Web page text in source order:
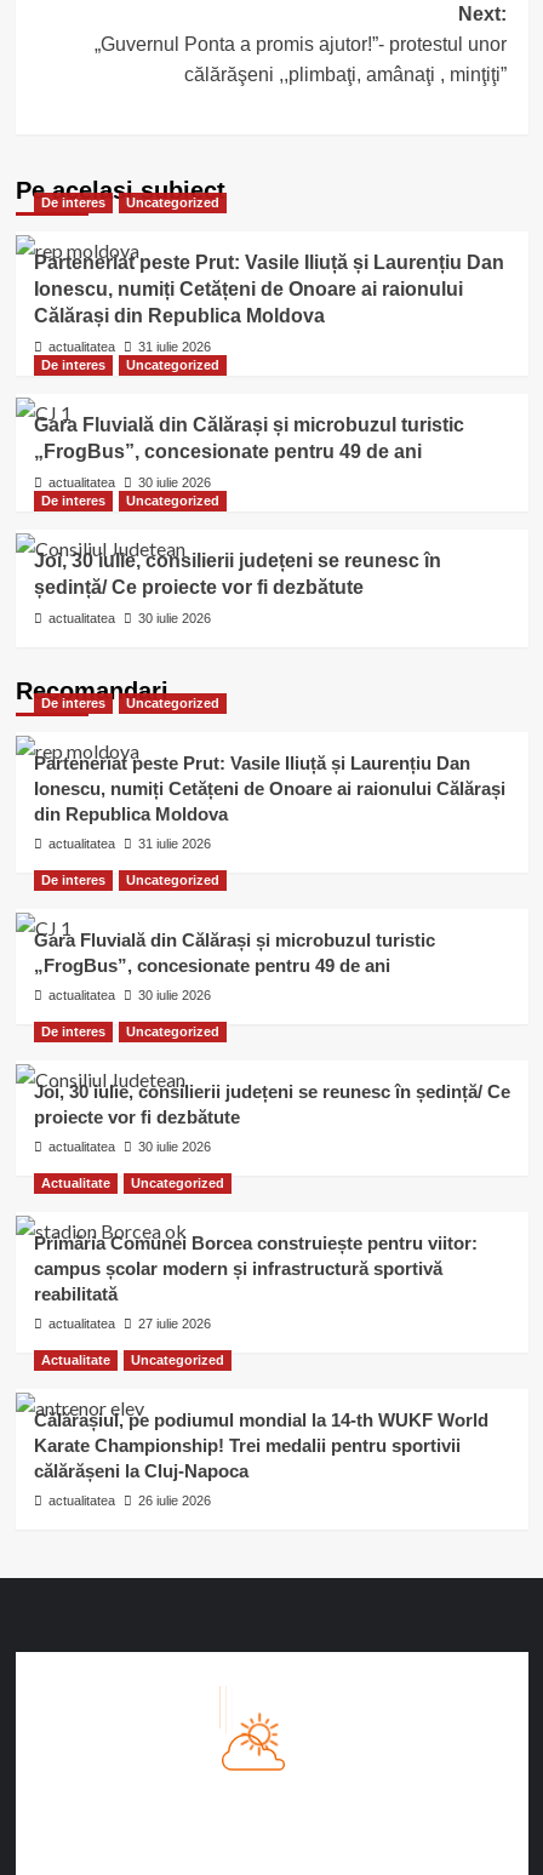
Next:
„Guvernul Ponta a promis ajutor!”- protestul unor
călărăşeni ,,plimbaţi, amânaţi , minţiţi”
Pe acelasi subiect
De interes Uncategorized
Parteneriat peste Prut: Vasile Iliuță și Laurențiu Dan
Ionescu, numiți Cetățeni de Onoare ai raionului
Călărași din Republica Moldova
actualitatea
31 iulie 2026
De interes
Uncategorized
Gara Fluvială din Călărași și microbuzul turistic
„FrogBus”, concesionate pentru 49 de ani
actualitatea
30 iulie 2026
De interes
Uncategorized
Joi, 30 iulie, consilierii județeni se reunesc în
ședință/ Ce proiecte vor fi dezbătute
actualitatea 30 iulie 2026
Recomandari
De interes Uncategorized
Parteneriat peste Prut: Vasile Iliuță și Laurențiu Dan
Ionescu, numiți Cetățeni de Onoare ai raionului Călărași
din Republica Moldova
actualitatea 31 iulie 2026
De interes Uncategorized
Gara Fluvială din Călărași și microbuzul turistic
„FrogBus”, concesionate pentru 49 de ani
actualitatea 30 iulie 2026
De interes Uncategorized
Joi, 30 iulie, consilierii județeni se reunesc în ședință/ Ce
proiecte vor fi dezbătute
actualitatea 30 iulie 2026
Actualitate Uncategorized
Primăria Comunei Borcea construiește pentru viitor:
campus școlar modern și infrastructură sportivă
reabilitată
actualitatea 27 iulie 2026
Actualitate Uncategorized
Călărașiul, pe podiumul mondial la 14-th WUKF World
Karate Championship! Trei medalii pentru sportivii
călărășeni la Cluj-Napoca
actualitatea 26 iulie 2026
4:06 AM09/08/2026